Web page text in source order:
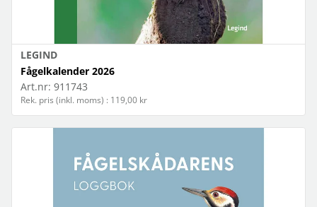
LEGIND
Fågelkalender 2026
Art.nr: 911743
Rek. pris (inkl. moms) : 119,00 kr